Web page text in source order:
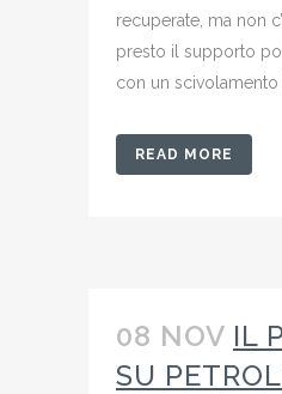
recuperate, ma non
presto il supporto
con un scivolamento
READ MORE
08 NOV IL
SU